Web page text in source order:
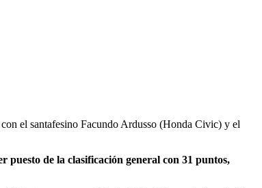
el santafesino Facundo Ardusso (Honda Civic) y el
puesto de la clasificación general con 31 puntos,